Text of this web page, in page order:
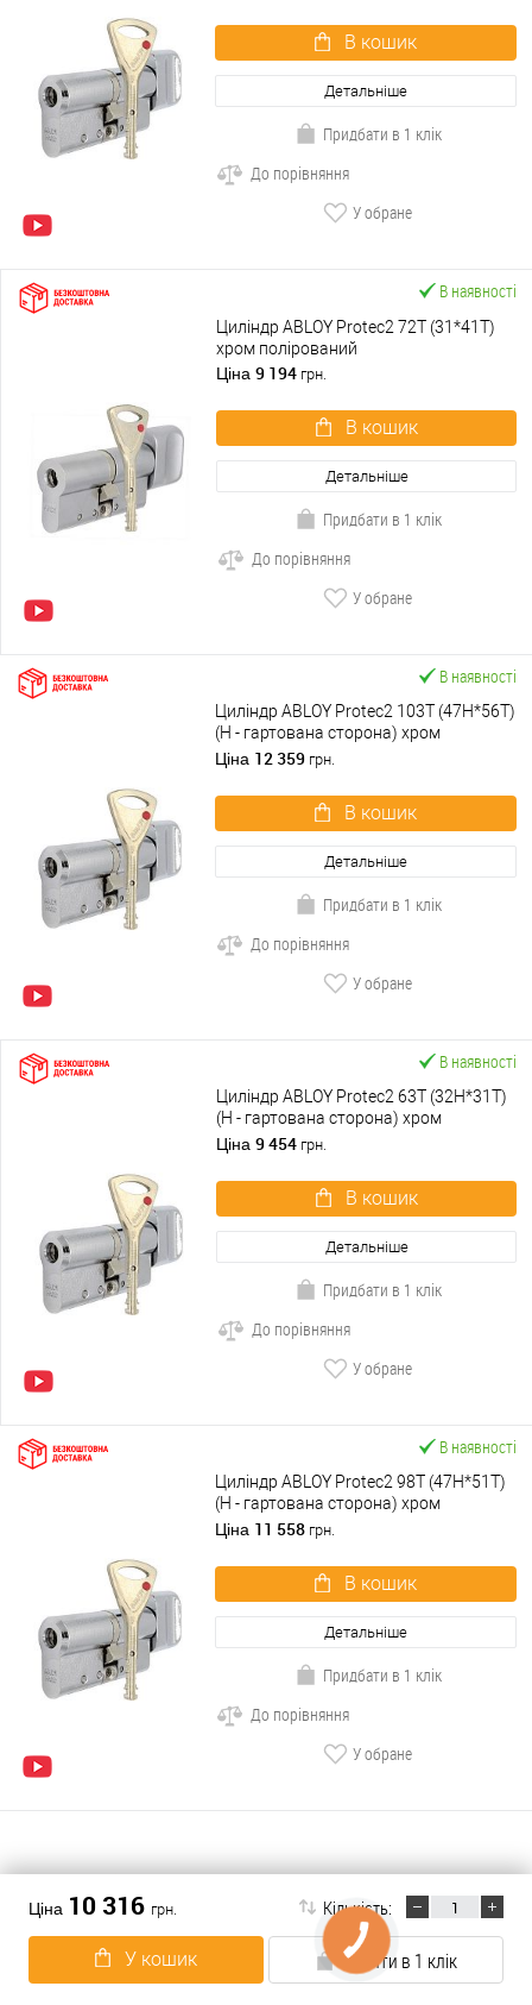
Ціна 10 316 грн. Кількість:
У кошик Купити в 1 клік
В кошик
Детальніше
Придбати в 1 клік
До порівняння
У обране
В наявності
Циліндр ABLOY Protec2 72T (31*41T)
хром полірований
Ціна 9 194 грн.
В кошик
Детальніше
Придбати в 1 клік
До порівняння
У обране
В наявності
Циліндр ABLOY Protec2 103T (47H*56T)
(H - гартована сторона) хром
полірований
Ціна 12 359 грн.
В кошик
Детальніше
Придбати в 1 клік
До порівняння
У обране
В наявності
Циліндр ABLOY Protec2 63T (32H*31T)
(H - гартована сторона) хром
полірований
Ціна 9 454 грн.
В кошик
Детальніше
Придбати в 1 клік
До порівняння
У обране
В наявності
Циліндр ABLOY Protec2 98T (47H*51T)
(H - гартована сторона) хром
полірований
Ціна 11 558 грн.
В кошик
Детальніше
Придбати в 1 клік
До порівняння
У обране
ABLOY(653)
ABUS(860)